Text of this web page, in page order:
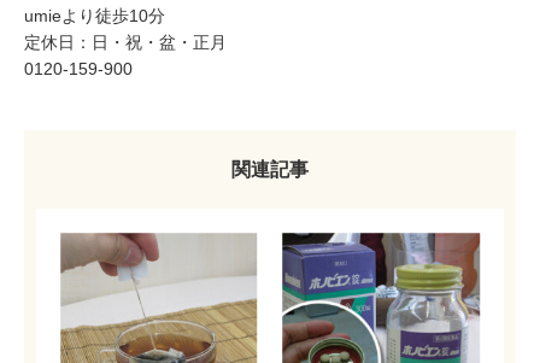
umieより徒歩10分
定休日：日・祝・盆・正月
0120-159-900
関連記事